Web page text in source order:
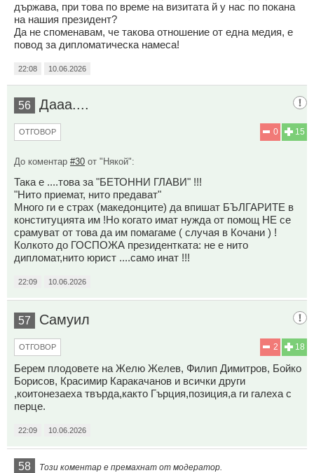
държава, при това по време на визитата й у нас по покана
на нашия президент?
Да не споменавам, че такова отношение от една медия, е
повод за дипломатическа намеса!
22:08 10.06.2026
56 Дааа....
15
0
ОТГОВОР
До коментар #30 от "Някой":
Така е ....това за "БЕТОННИ ГЛАВИ" !!!
"Нито приемат, нито предават"
Много ги е страх (македонците) да впишат БЪЛГАРИТЕ в
конституцията им !Но когато имат нужда от помощ НЕ се
срамуват от това да им помагаме ( случая в Кочани ) !
Колкото до ГОСПОЖА президентката: не е нито
дипломат,нито юрист ....само инат !!!
22:09 10.06.2026
57 Самуил
18
2
ОТГОВОР
Берем плодовете на Желю Желев, Филип Димитров, Бойко
Борисов, Красимир Каракачанов и всички други
,коитонезаеха твърда,както Гърция,позиция,а ги галеха с
перце.
22:09 10.06.2026
58 Този коментар е премахнат от модератор.